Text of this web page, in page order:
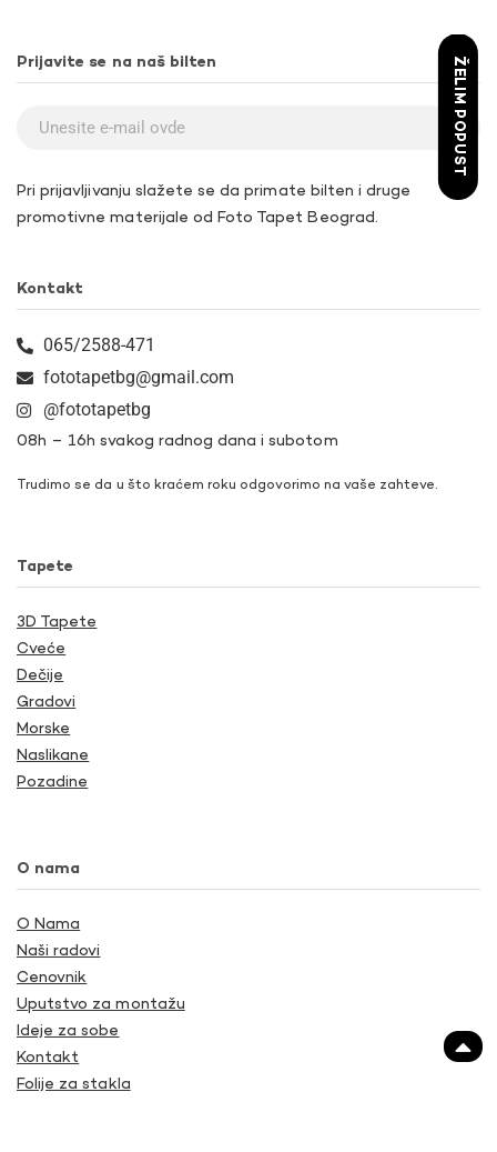
Prijavite se na naš bilten
Pri prijavljivanju slažete se da primate bilten i druge
promotivne materijale od Foto Tapet Beograd.
Kontakt
065/2588-471
fototapetbg@gmail.com
@fototapetbg
08h – 16h svakog radnog dana i subotom
Trudimo se da u što kraćem roku odgovorimo na vaše zahteve.
Tapete
3D Tapete
Cveće
Dečije
Gradovi
Morske
Naslikane
Pozadine
O nama
O Nama
Naši radovi
Cenovnik
Uputstvo za montažu
Ideje za sobe
Kontakt
Folije za stakla
ŽELIM POPUST